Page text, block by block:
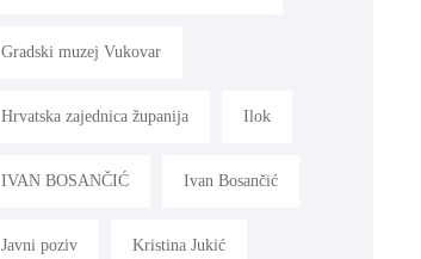
Gradski muzej Vukovar
Hrvatska zajednica županija Ilok
IVAN BOSANČIĆ Ivan Bosančić
Javni poziv Kristina Jukić